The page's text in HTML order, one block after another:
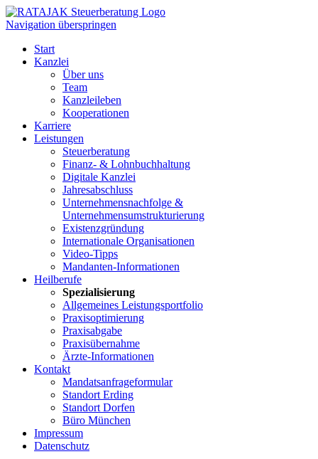
Navigation überspringen
Start
Kanzlei
Über uns
Team
Kanzleileben
Kooperationen
Karriere
Leistungen
Steuerberatung
Finanz- & Lohnbuchhaltung
Digitale Kanzlei
Jahresabschluss
Unternehmensnachfolge &
Unternehmensumstrukturierung
Existenzgründung
Internationale Organisationen
Video-Tipps
Mandanten-Informationen
Heilberufe
Spezialisierung
Allgemeines Leistungsportfolio
Praxisoptimierung
Praxisabgabe
Praxisübernahme
Ärzte-Informationen
Kontakt
Mandatsanfrageformular
Standort Erding
Standort Dorfen
Büro München
Impressum
Datenschutz